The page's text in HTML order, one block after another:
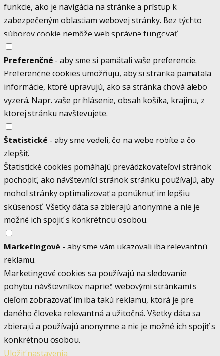
funkcie, ako je navigácia na stránke a prístup k
zabezpečeným oblastiam webovej stránky. Bez týchto
súborov cookie nemôže web správne fungovať.
Preferenčné - aby sme si pamätali vaše preferencie.
Preferenčné cookies umožňujú, aby si stránka pamätala
informácie, ktoré upravujú, ako sa stránka chová alebo
vyzerá. Napr. vaše prihlásenie, obsah košíka, krajinu, z
ktorej stránku navštevujete.
Štatistické - aby sme vedeli, čo na webe robíte a čo
zlepšiť.
Štatistické cookies pomáhajú prevádzkovateľovi stránok
pochopiť, ako návštevníci stránok stránku používajú, aby
mohol stránky optimalizovať a ponúknuť im lepšiu
skúsenosť. Všetky dáta sa zbierajú anonymne a nie je
možné ich spojiť s konkrétnou osobou.
Marketingové - aby sme vám ukazovali iba relevantnú
reklamu.
Marketingové cookies sa používajú na sledovanie
pohybu návštevníkov naprieč webovými stránkami s
cieľom zobrazovať im iba takú reklamu, ktorá je pre
daného človeka relevantná a užitočná. Všetky dáta sa
zbierajú a používajú anonymne a nie je možné ich spojiť s
konkrétnou osobou.
Uložiť nastavenia